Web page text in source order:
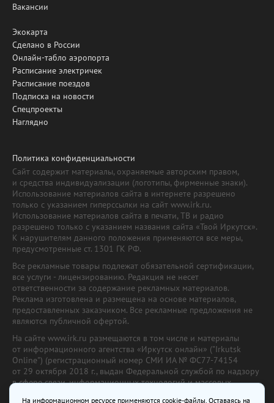
Вакансии
Экокарта
Сделано в России
Онлайн-табло аэропорта
Расписание электричек
Расписание поездов
Подписка на новости
Спецпроекты
Наглядно
Политика конфиденциальности
Сайт содержит материалы, охраняемые авторским правом,
и средства индивидуализации (логотипы, фирменные знаки).
Использование материалов сайта в интернете разрешено
только с указанием гиперссылки на сайт www.irk.ru.
Использование материалов сайта в печати, ТВ и радио
разрешено только с указанием названия сайта «Твой Иркутск».
К нарушителям данного положения применяются все меры,
предусмотренные ст. 1301 ГК РФ.
Все рекламные товары подлежат обязательной сертификации,
все услуги - лицензированию. Редакция не несет
ответственности за содержание рекламных материалов.
Реклама изготовлена и размещена на основе материалов,
предоставленных заказчиком. Все рекламные предложения не
являются публичной офертой.
На сайте www.irk.ru размещаются в том числе и материалы
от информационного агентства «Иркутск онлайн» ("Irkutsk
Online") (регистрационный номер СМИ ИА № ФС77-74154
от 29 октября 2018 г., выдан Федеральной службой по надзору
в сфере связи, информационных технологий и массовых
На информационном ресурсе применяются cookie-файлы. Оставаясь на